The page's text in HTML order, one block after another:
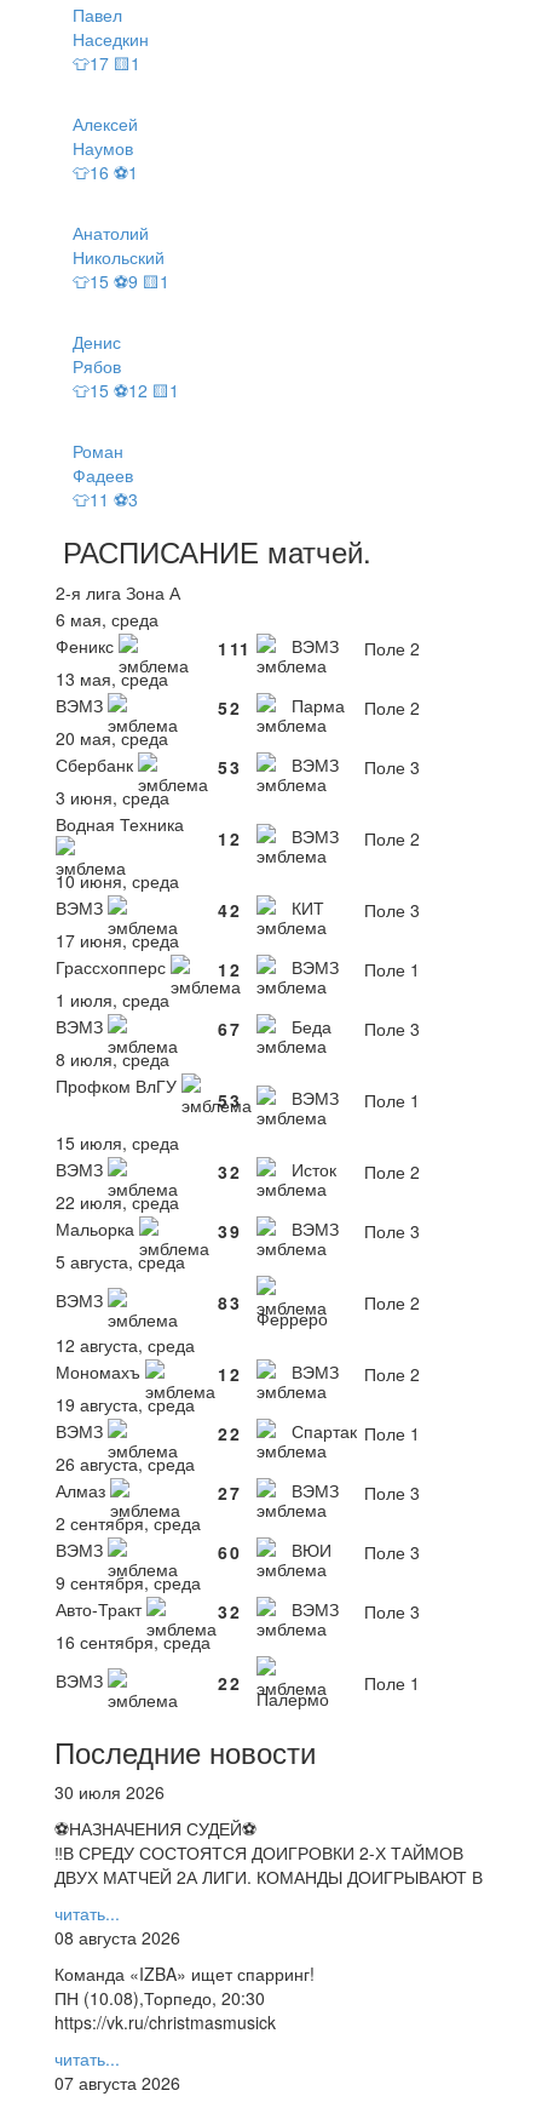
Павел
Наседкин
👕17 🟨1
Алексей
Наумов
👕16 ⚽1
Анатолий
Никольский
👕15 ⚽9 🟨1
Денис
Рябов
👕15 ⚽12 🟨1
Роман
Фадеев
👕11 ⚽3
РАСПИСАНИЕ матчей.
2-я лига Зона А
6 мая, среда
Феникс
1 11 ВЭМЗ
Поле 2
13 мая, среда
ВЭМЗ
52 Парма
Поле 2
20 мая, среда
Сбербанк
53 ВЭМЗ
Поле 3
3 июня, среда
Водная Техника
1 2 ВЭМЗ
Поле 2
10 июня, среда
ВЭМЗ
42 КИТ
Поле 3
17 июня, среда
Грассхопперс
1 2 ВЭМЗ
Поле 1
1 июля, среда
ВЭМЗ
67 Беда
Поле 3
8 июля, среда
Профком ВлГУ
53 ВЭМЗ
Поле 1
15 июля, среда
ВЭМЗ
32 Исток
Поле 2
22 июля, среда
Мальорка
39 ВЭМЗ
Поле 3
5 августа, среда
ВЭМЗ
83
Ферреро
Поле 2
12 августа, среда
Мономахъ
1 2 ВЭМЗ
Поле 2
19 августа, среда
ВЭМЗ
22 Спартак Поле 1
26 августа, среда
Алмаз
27 ВЭМЗ
Поле 3
2 сентября, среда
ВЭМЗ
60 ВЮИ
Поле 3
9 сентября, среда
Авто-Тракт
32 ВЭМЗ
Поле 3
16 сентября, среда
ВЭМЗ
22
Палермо
Поле 1
Последние новости
30 июля 2026
⚽НАЗНАЧЕНИЯ СУДЕЙ⚽
‼В СРЕДУ СОСТОЯТСЯ ДОИГРОВКИ 2-Х ТАЙМОВ
ДВУХ МАТЧЕЙ 2А ЛИГИ. КОМАНДЫ ДОИГРЫВАЮТ В
читать...
08 августа 2026
Команда «IZBA» ищет спарринг!
ПН (10.08),Торпедо, 20:30
https://vk.ru/christmasmusick
читать...
07 августа 2026